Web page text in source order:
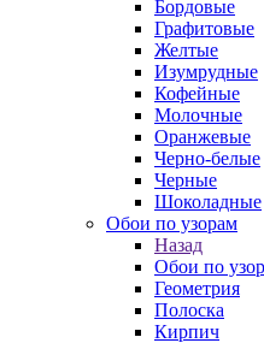
Бордовые
Графитовые
Желтые
Изумрудные
Кофейные
Молочные
Оранжевые
Черно-белые
Черные
Шоколадные
Обои по узорам
Назад
Обои по
Геометрия
Полоска
Кирпич